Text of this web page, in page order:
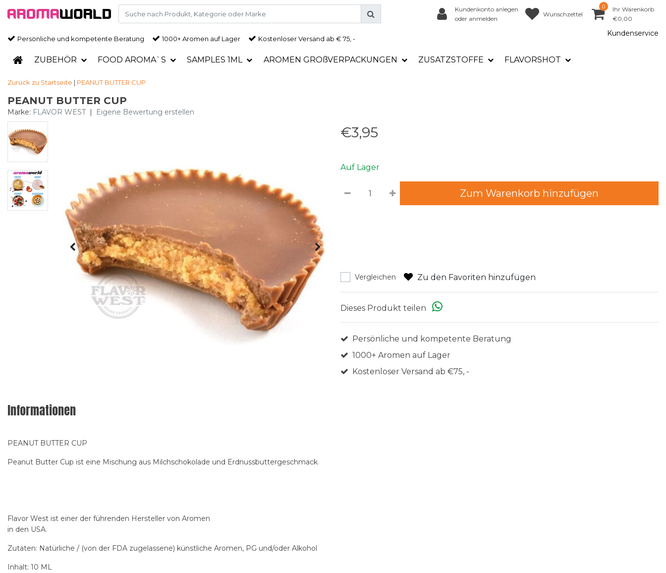
Kundenkonto anlegen
oder anmelden
Wunschzettel
0
Ihr Warenkorb
€0,00
Persönliche und kompetente Beratung 1000+ Aromen auf Lager Kostenloser Versand ab € 75, -
Kundenservice
ZUBEHÖR FOOD AROMA`S SAMPLES 1ML AROMEN GROßVERPACKUNGEN ZUSATZSTOFFE FLAVORSHOT
Zurück zu Startseite | PEANUT BUTTER CUP
PEANUT BUTTER CUP
Marke: FLAVOR WEST | Eigene Bewertung erstellen
€3,95
Auf Lager
Zum Warenkorb hinzufügen
Vergleichen Zu den Favoriten hinzufügen
Dieses Produkt teilen
Persönliche und kompetente Beratung
1000+ Aromen auf Lager
Kostenloser Versand ab €75, -
Informationen
PEANUT BUTTER CUP
Peanut Butter Cup ist eine Mischung aus Milchschokolade und Erdnussbuttergeschmack.
Flavor West ist einer der führenden Hersteller von Aromen
in den USA.
Zutaten: Natürliche / (von der FDA zugelassene) künstliche Aromen, PG und/oder Alkohol
Inhalt: 10 ML